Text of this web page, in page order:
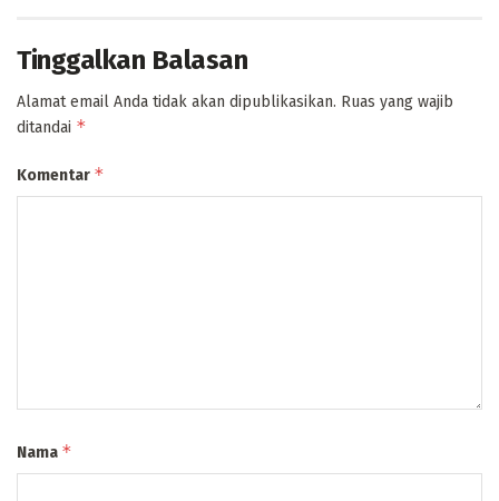
Tinggalkan Balasan
Alamat email Anda tidak akan dipublikasikan. Ruas yang wajib
ditandai *
Komentar *
Nama *